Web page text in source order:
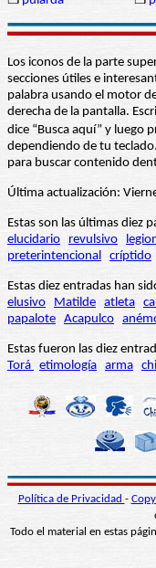
Los iconos de la parte
secciones útiles e
palabra usando el motor
derecha de la pantalla.
dice “Busca aquí” y
dependiendo de tu
para buscar contenido
Última actualización:
Estas son las últimas diez
elucidario
revulsivo
preterintencional críptido
Estas diez entradas han
elusivo
Matilde atleta
papalote Acapulco
Estas fueron las diez
Torá etimología arma
Política de Privacidad -
Todo el material en estas